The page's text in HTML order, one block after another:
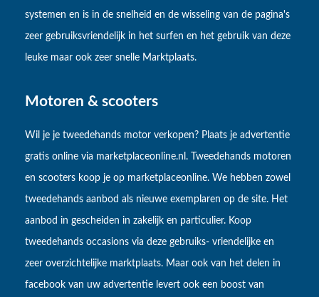
systemen en is in de snelheid en de wisseling van de pagina's
zeer gebruiksvriendelijk in het surfen en het gebruik van deze
leuke maar ook zeer snelle Marktplaats.
Motoren & scooters
Wil je je tweedehands motor verkopen? Plaats je advertentie
gratis online via marketplaceonline.nl. Tweedehands motoren
en scooters koop je op marketplaceonline. We hebben zowel
tweedehands aanbod als nieuwe exemplaren op de site. Het
aanbod in gescheiden in zakelijk en particulier. Koop
tweedehands occasions via deze gebruiks- vriendelijke en
zeer overzichtelijke marktplaats. Maar ook van het delen in
facebook van uw advertentie levert ook een boost van